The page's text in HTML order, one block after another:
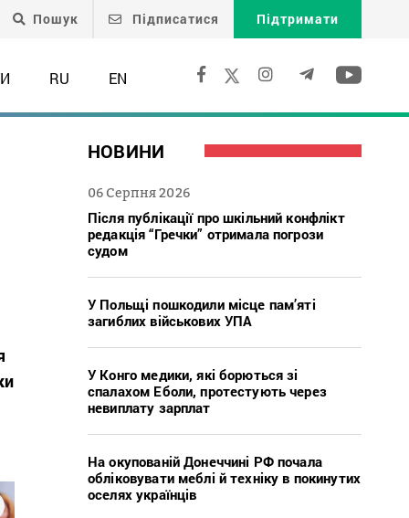
Пошук Підписатися Підтримати
RU EN
НОВИНИ
06 Серпня 2026
Після публікації про шкільний конфлікт
редакція “Гречки” отримала погрози
судом
У Польщі пошкодили місце пам’яті
загиблих військових УПА
У Конго медики, які борються зі
спалахом Еболи, протестують через
невиплату зарплат
На окупованій Донеччині РФ почала
обліковувати меблі й техніку в покинутих
оселях українців